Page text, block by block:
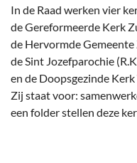
Plaats bericht
In de Raad werken vier
de Gereformeerde Kerk
de Hervormde
de Sint Jozefparochie
en de Doopsgezinde
Zij staat voor:
een folder stellen deze